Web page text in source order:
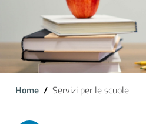
Home Servizi per le scuole